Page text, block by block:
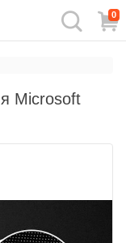
0
Microsoft